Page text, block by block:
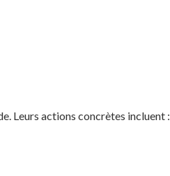
Leurs actions concrètes incluent :